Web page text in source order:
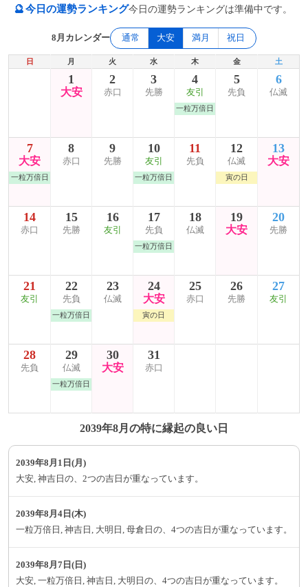
🔮今日の運勢ランキング今日の運勢ランキングは準備中です。
8月カレンダー 通常 大安 満月 祝日
日 月 火 水 木 金 土
1
大安
2
赤口
3
先勝
4
友引
一粒万倍日
5
先負
6
仏滅
7
大安
一粒万倍日
8
赤口
9
先勝
10
友引
一粒万倍日
11
先負
12
仏滅
寅の日
13
大安
14
赤口
15
先勝
16
友引
17
先負
一粒万倍日
18
仏滅
19
大安
20
先勝
21
友引
22
先負
一粒万倍日
23
仏滅
24
大安
寅の日
25
赤口
26
先勝
27
友引
28
先負
29
仏滅
一粒万倍日
30
大安
31
赤口
2039年8月の特に縁起の良い日
2039年8月1日(月)
大安, 神吉日の、2つの吉日が重なっています。
2039年8月4日(木)
一粒万倍日, 神吉日, 大明日, 母倉日の、4つの吉日が重なっています。
2039年8月7日(日)
大安, 一粒万倍日, 神吉日, 大明日の、4つの吉日が重なっています。